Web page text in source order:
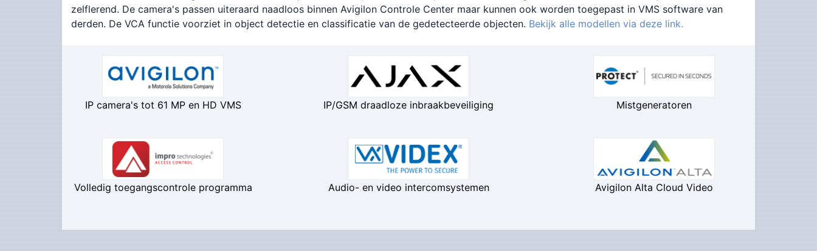
zelflerend. De camera's passen uiteraard naadloos binnen Avigilon Controle Center maar kunnen ook worden toegepast in VMS software van
derden. De VCA functie voorziet in object detectie en classificatie van de gedetecteerde objecten. Bekijk alle modellen via deze link.
IP camera's tot 61 MP en HD VMS IP/GSM draadloze inbraakbeveiliging Mistgeneratoren
Volledig toegangscontrole programma Audio- en video intercomsystemen Avigilon Alta Cloud Video